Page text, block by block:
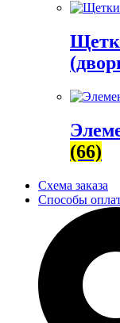
(66)
Схема заказа
Способы